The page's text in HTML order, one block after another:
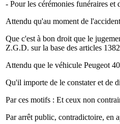
- Pour les cérémonies funéraires
Attendu qu'au moment de
Que c'est à bon droit que le
Z.G.D. sur la base des articles
Attendu que le véhicule Peugeot
Qu'il importe de le constater et de
Par ces motifs : Et ceux non
Par arrêt public, contradictoire, en